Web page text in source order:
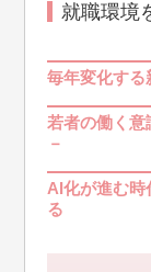
就職環境
毎年変化する
若者の働く意
－
AI化が進む時
る